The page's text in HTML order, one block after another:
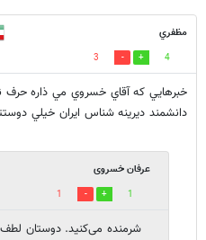
مظفري
4
3
خبرهايي كه آقاي خسروي مي ذاره حرف
دانشمند ديرينه شناس ايران خيلي
عرفان خسروی
1
1
شرمنده می‌کنید. دوستان